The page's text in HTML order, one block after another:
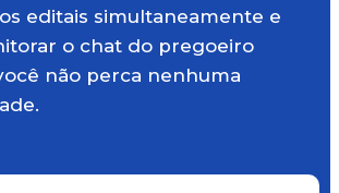
editais simultaneamente e
o chat do pregoeiro
não perca nenhuma